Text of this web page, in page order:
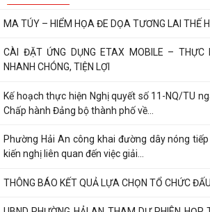
tuyến đường trước cửa trường THPT...
MA TÚY – HIỂM HỌA ĐE DỌA TƯƠNG LAI THẾ
CÀI ĐẶT ỨNG DỤNG ETAX MOBILE – THỰC
NHANH CHÓNG, TIỆN LỢI
Kế hoạch thực hiện Nghị quyết số 11-NQ/TU
Chấp hành Đảng bộ thành phố về...
Phường Hải An công khai đường dây nóng tiếp